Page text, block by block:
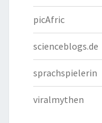
picAfric
scienceblogs.de
sprachspielerin
viralmythen